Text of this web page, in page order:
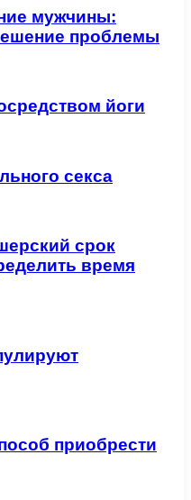
мужчины:
проблемы
йоги
секса
срок
время
приобрести